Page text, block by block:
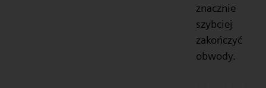
znacznie
szybciej
zakończyć
obwody.